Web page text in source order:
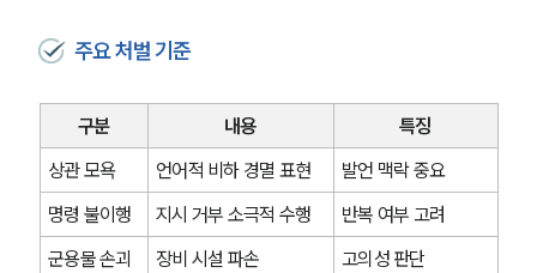
주요 처벌 기준
구분 내용
특징
상관 모욕
언어적 비하 경멸 표현
발언 맥락 중요
명령 불이행
지시 거부 소극적 수행
반복 여부 고려
군용물 손괴
장비 시설 파손
고의성 판단